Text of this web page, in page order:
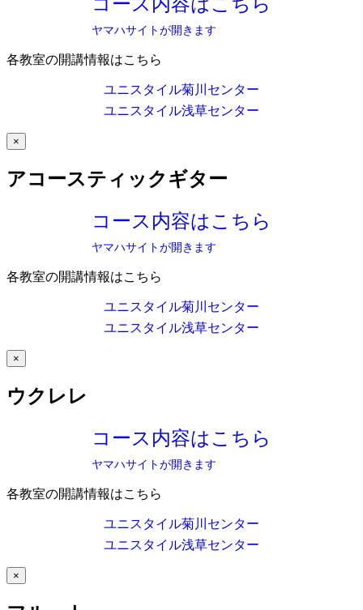
ヤマハサイトが開きます
各教室の開講情報はこちら
ユニスタイル菊川センター
ユニスタイル浅草センター
×
アコースティックギター
コース内容はこちら
ヤマハサイトが開きます
各教室の開講情報はこちら
ユニスタイル菊川センター
ユニスタイル浅草センター
×
ウクレレ
コース内容はこちら
ヤマハサイトが開きます
各教室の開講情報はこちら
ユニスタイル菊川センター
ユニスタイル浅草センター
×